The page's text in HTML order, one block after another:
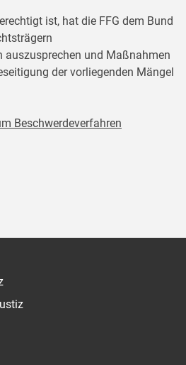
ist, hat die FFG dem Bund
auszusprechen und Maßnahmen
der vorliegenden Mängel
Beschwerdeverfahren